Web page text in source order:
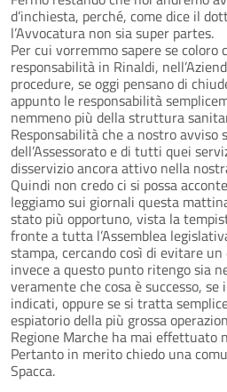
d’inchiesta, perché, come dice il
l’Avvocatura non sia super partes.
Per cui vorremmo sapere se coloro
responsabilità in Rinaldi,
procedure, se oggi pensano di
appunto le responsabilità
nemmeno più della struttura
Responsabilità che a nostro avviso
dell’Assessorato e di tutti quei
disservizio ancora attivo nella
Quindi non credo ci si possa
leggiamo sui giornali questa
stato più opportuno, vista la
fronte a tutta l’Assemblea
stampa, cercando così di evitare
invece a questo punto ritengo sia
veramente che cosa è successo,
indicati, oppure se si tratta
espiatorio della più grossa
Regione Marche ha mai effettuato
Pertanto in merito chiedo una
Spacca.